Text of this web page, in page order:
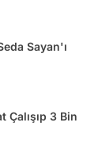
Sayan'ı
Çalışıp 3 Bin